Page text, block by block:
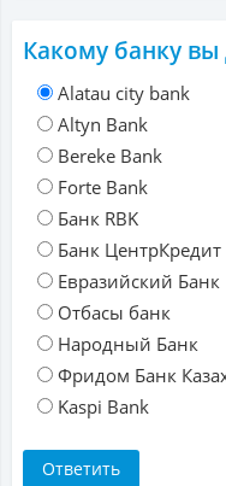
Какому банку вы
Alatau city bank
Altyn Bank
Bereke Bank
Forte Bank
Банк RBK
Банк ЦентрКредит
Евразийский Банк
Отбасы банк
Народный Банк
Фридом Банк
Kaspi Bank